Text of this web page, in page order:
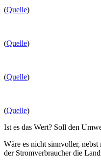
(Quelle)
(Quelle)
(Quelle)
(Quelle)
Ist es das Wert? Soll den
Wäre es nicht sinnvoller,
der Stromverbraucher die